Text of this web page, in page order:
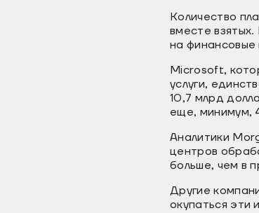
Количество
вместе
на финансовые
Microsoft,
услуги,
10,7 млрд
еще, минимум,
Аналитики
центров
больше, чем в
Другие
окупаться эти